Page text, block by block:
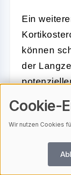
Ein
können
der
begrenzt.
kurze
Schübe
Die
Cookie-
Wir nutzen Cookies